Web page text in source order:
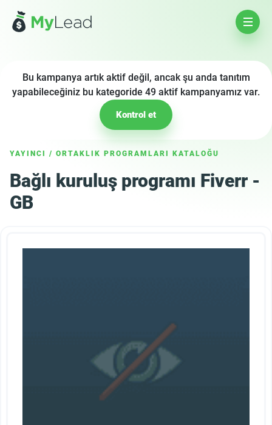
Bu kampanya artık aktif değil, ancak şu anda tanıtım
yapabileceğiniz bu kategoride 49 aktif kampanyamız var.
Kontrol et
YAYINCI / ORTAKLIK PROGRAMLARI KATALOĞU
Bağlı kuruluş programı Fiverr -
GB